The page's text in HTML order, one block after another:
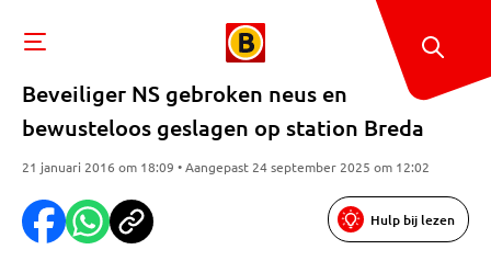
Beveiliger NS gebroken neus en
bewusteloos geslagen op station Breda
21 januari 2016 om 18:09 • Aangepast 24 september 2025 om 12:02
Hulp bij lezen